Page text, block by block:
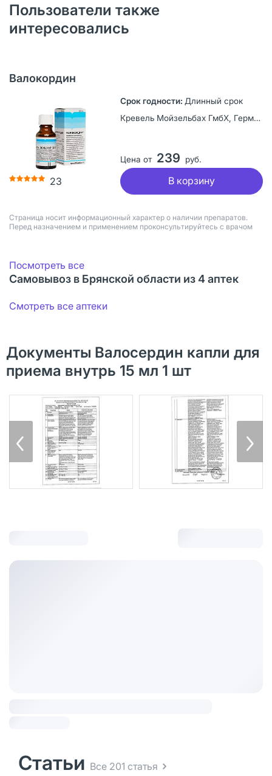
Пользователи также
интересовались
Валокордин
23
Длинный срок
Кревель Мойзельбах ГмбХ, Германия
Цена от 239 руб.
В корзину
Страница носит информационный характер о наличии препаратов.
Перед назначением и применением проконсультируйтесь с врачом
Посмотреть все
Самовывоз в Брянской области из 4 аптек
Смотреть все аптеки
Документы Валосердин капли для
приема внутрь 15 мл 1 шт
Статьи Все 201 статья